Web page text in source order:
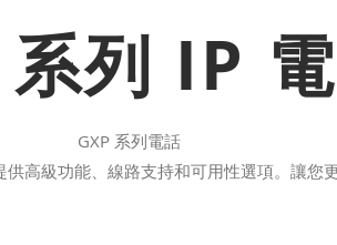
列 IP
GXP 系列電話
高級功能、線路支持和可用性選項。讓您